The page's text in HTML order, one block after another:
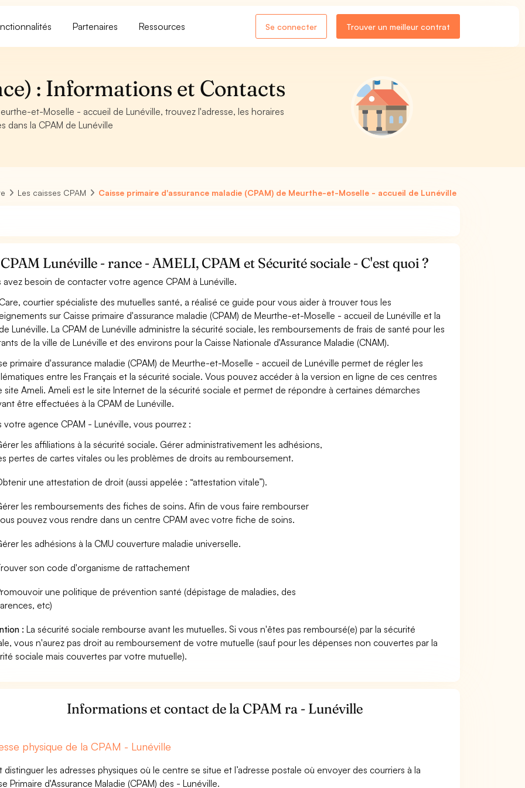
Partenaires Ressources Se connecter Trouver un meilleur contrat
: Informations et Contacts
et-Moselle - accueil de Lunéville, trouvez l'adresse, les horaires
dans la CPAM de Lunéville
Les caisses CPAM Caisse primaire d'assurance maladie (CPAM) de Meurthe-et-Moselle - accueil de Lunéville
CPAM Lunéville - rance - AMELI, CPAM et Sécurité sociale - C'est quoi ?
avez besoin de contacter votre agence CPAM à Lunéville.
courtier spécialiste des mutuelles santé, a réalisé ce guide pour vous aider à trouver tous les
sur Caisse primaire d'assurance maladie (CPAM) de Meurthe-et-Moselle - accueil de Lunéville et la
Lunéville. La CPAM de Lunéville administre la sécurité sociale, les remboursements de frais de santé pour les
de la ville de Lunéville et des environs pour la Caisse Nationale d'Assurance Maladie (CNAM).
primaire d'assurance maladie (CPAM) de Meurthe-et-Moselle - accueil de Lunéville permet de régler les
entre les Français et la sécurité sociale. Vous pouvez accéder à la version en ligne de ces centres
site Ameli. Ameli est le site Internet de la sécurité sociale et permet de répondre à certaines démarches
être effectuées à la CPAM de Lunéville.
votre agence CPAM - Lunéville, vous pourrez :
les affiliations à la sécurité sociale. Gérer administrativement les adhésions,
pertes de cartes vitales ou les problèmes de droits au remboursement.
une attestation de droit (aussi appelée : “attestation vitale”).
les remboursements des fiches de soins. Afin de vous faire rembourser
pouvez vous rendre dans un centre CPAM avec votre fiche de soins.
les adhésions à la CMU couverture maladie universelle.
son code d'organisme de rattachement
une politique de prévention santé (dépistage de maladies, des
etc)
: La sécurité sociale rembourse avant les mutuelles. Si vous n'êtes pas remboursé(e) par la sécurité
vous n'aurez pas droit au remboursement de votre mutuelle (sauf pour les dépenses non couvertes par la
sociale mais couvertes par votre mutuelle).
Informations et contact de la CPAM ra - Lunéville
physique de la CPAM - Lunéville
distinguer les adresses physiques où le centre se situe et l’adresse postale où envoyer des courriers à la
Primaire d'Assurance Maladie (CPAM) des - Lunéville.